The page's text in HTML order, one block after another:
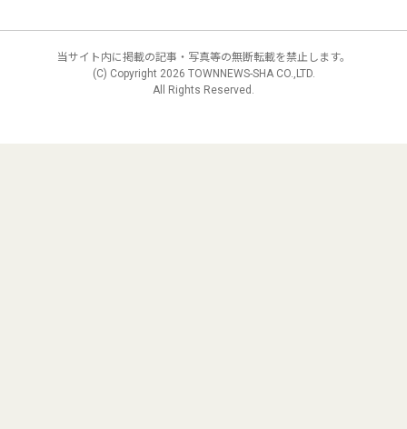
当サイト内に掲載の記事・写真等の無断転載を禁止します。
(C) Copyright 2026 TOWNNEWS-SHA CO.,LTD.
All Rights Reserved.